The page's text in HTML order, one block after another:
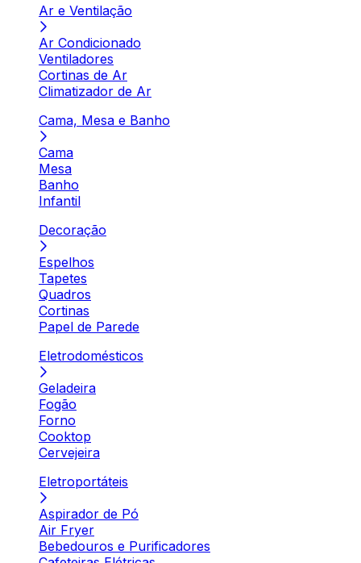
Ar e Ventilação
Ar Condicionado
Ventiladores
Cortinas de Ar
Climatizador de Ar
Cama, Mesa e Banho
Cama
Mesa
Banho
Infantil
Decoração
Espelhos
Tapetes
Quadros
Cortinas
Papel de Parede
Eletrodomésticos
Geladeira
Fogão
Forno
Cooktop
Cervejeira
Eletroportáteis
Aspirador de Pó
Air Fryer
Bebedouros e Purificadores